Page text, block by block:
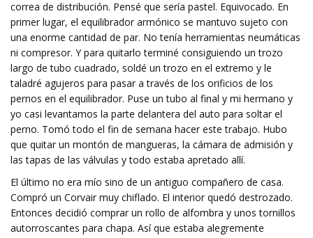
correa de distribución. Pensé que sería pastel. Equivocado. En
primer lugar, el equilibrador armónico se mantuvo sujeto con
una enorme cantidad de par. No tenía herramientas neumáticas
ni compresor. Y para quitarlo terminé consiguiendo un trozo
largo de tubo cuadrado, soldé un trozo en el extremo y le
taladré agujeros para pasar a través de los orificios de los
pernos en el equilibrador. Puse un tubo al final y mi hermano y
yo casi levantamos la parte delantera del auto para soltar el
perno. Tomó todo el fin de semana hacer este trabajo. Hubo
que quitar un montón de mangueras, la cámara de admisión y
las tapas de las válvulas y todo estaba apretado allí.
El último no era mío sino de un antiguo compañero de casa.
Compró un Corvair muy chiflado. El interior quedó destrozado.
Entonces decidió comprar un rollo de alfombra y unos tornillos
autorroscantes para chapa. Así que estaba alegremente